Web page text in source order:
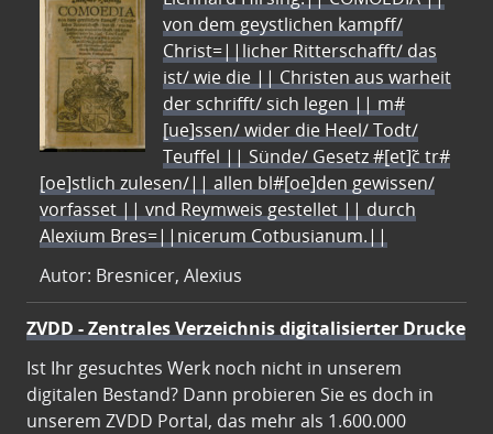
von dem geystlichen kampff/
Christ=||licher Ritterschafft/ das
ist/ wie die || Christen aus warheit
der schrifft/ sich legen || m#
[ue]ssen/ wider die Heel/ Todt/
Teuffel || Sünde/ Gesetz #[et]c̃ tr#
[oe]stlich zulesen/|| allen bl#[oe]den gewissen/
vorfasset || vnd Reymweis gestellet || durch
Alexium Bres=||nicerum Cotbusianum.||
Autor: Bresnicer, Alexius
ZVDD - Zentrales Verzeichnis digitalisierter Drucke
Ist Ihr gesuchtes Werk noch nicht in unserem
digitalen Bestand? Dann probieren Sie es doch in
unserem ZVDD Portal, das mehr als 1.600.000